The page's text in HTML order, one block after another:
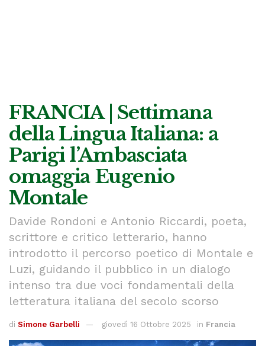
FRANCIA | Settimana
della Lingua Italiana: a
Parigi l’Ambasciata
omaggia Eugenio
Montale
Davide Rondoni e Antonio Riccardi, poeta,
scrittore e critico letterario, hanno
introdotto il percorso poetico di Montale e
Luzi, guidando il pubblico in un dialogo
intenso tra due voci fondamentali della
letteratura italiana del secolo scorso
di Simone Garbelli giovedì 16 Ottobre 2025 in Francia